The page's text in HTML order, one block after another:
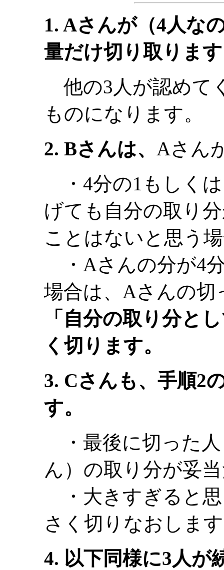
1. Aさんが（4人な
量だけ切り取りま
他の3人が認めて
ものになります。
2. Bさんは、 Aさん
・4分の1もしく
げても自分の取り
ことはないと思う
・Aさんの分が4
場合は、Aさんの
「自分の取り分と
く切ります。
3. Cさんも、手順2
す。
・最後に切った
ん）の取り分が妥
・大きすぎると
さく切りなおしま
4. 以下同様に3人が